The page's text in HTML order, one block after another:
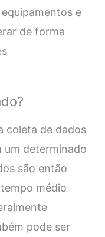
e
de forma
coleta de dados
um determinado
são então
médio
pode ser